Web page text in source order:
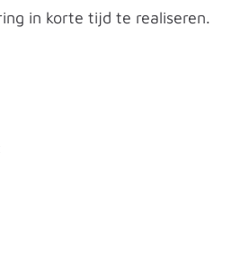
in korte tijd te realiseren.